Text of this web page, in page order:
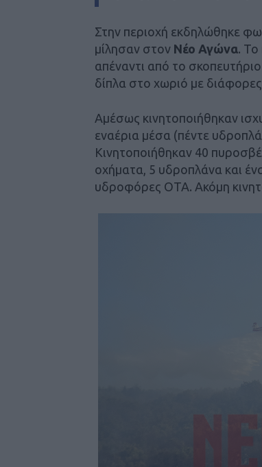
Στην περιοχή εκδηλώθηκε
μίλησαν στον Νέο Αγώνα. Το
απέναντι από το
δίπλα στο χωριό με διάφορες
Αμέσως κινητοποιήθηκαν
εναέρια μέσα (πέντε
Κινητοποιήθηκαν 40
οχήματα, 5 υδροπλάνα και
υδροφόρες ΟΤΑ. Ακόμη